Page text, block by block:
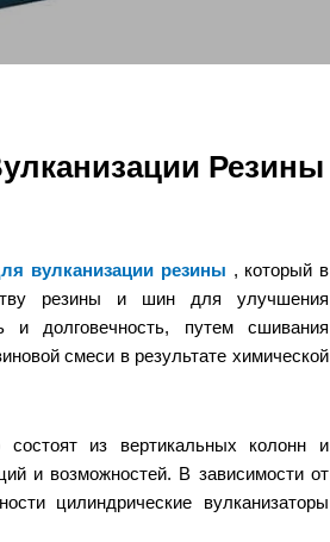
Резины
вулканизации резины , который в
резины и шин для улучшения
и долговечность, путем сшивания
смеси в результате химической
из вертикальных колонн и
и возможностей. В зависимости от
цилиндрические вулканизаторы